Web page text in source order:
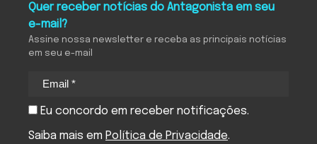
Quer receber notícias do Antagonista em seu
e-mail?
Assine nossa newsletter e receba as principais notícias
em seu e-mail
Eu concordo em receber notificações.
Saiba mais em Política de Privacidade.